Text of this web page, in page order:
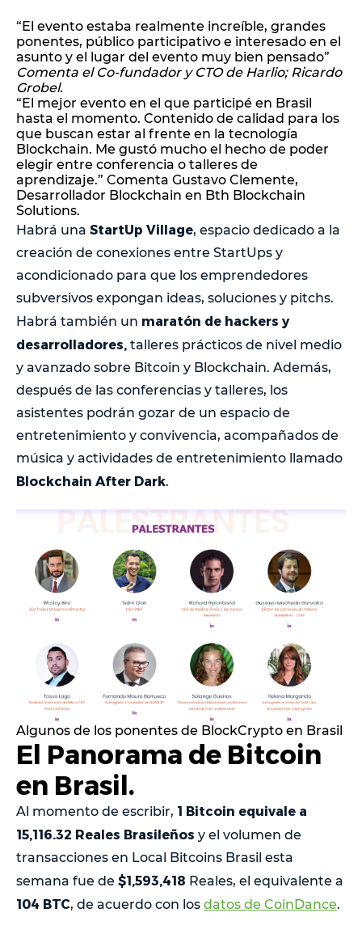
“El evento estaba realmente increíble, grandes
ponentes, público participativo e interesado en el
asunto y el lugar del evento muy bien pensado”
Comenta el Co-fundador y CTO de Harlio; Ricardo
Grobel.
“El mejor evento en el que participé en Brasil
hasta el momento. Contenido de calidad para los
que buscan estar al frente en la tecnología
Blockchain. Me gustó mucho el hecho de poder
elegir entre conferencia o talleres de
aprendizaje.” Comenta Gustavo Clemente,
Desarrollador Blockchain en Bth Blockchain
Solutions.
Habrá una StartUp Village, espacio dedicado a la
creación de conexiones entre StartUps y
acondicionado para que los emprendedores
subversivos expongan ideas, soluciones y pitchs.
Habrá también un maratón de hackers y
desarrolladores, talleres prácticos de nivel medio
y avanzado sobre Bitcoin y Blockchain. Además,
después de las conferencias y talleres, los
asistentes podrán gozar de un espacio de
entretenimiento y convivencia, acompañados de
música y actividades de entretenimiento llamado
Blockchain After Dark.
Algunos de los ponentes de BlockCrypto en Brasil
El Panorama de Bitcoin
en Brasil.
Al momento de escribir, 1 Bitcoin equivale a
15,116.32 Reales Brasileños y el volumen de
transacciones en Local Bitcoins Brasil esta
semana fue de $1,593,418 Reales, el equivalente a
104 BTC, de acuerdo con los datos de CoinDance.